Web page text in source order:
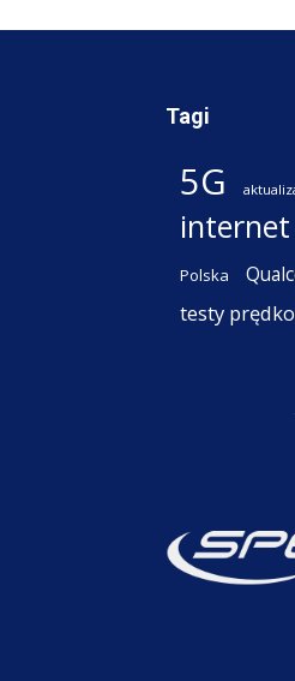
Tagi
5G
Polska
testy